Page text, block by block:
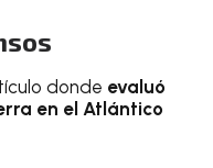
donde evaluó
en el Atlántico